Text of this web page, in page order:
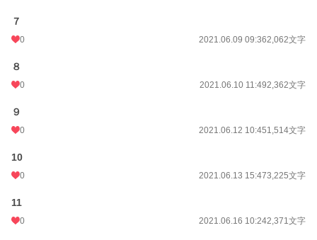
７
0 2021.06.09 09:362,062文字
８
0 2021.06.10 11:492,362文字
９
0 2021.06.12 10:451,514文字
10
0 2021.06.13 15:473,225文字
11
0 2021.06.16 10:242,371文字